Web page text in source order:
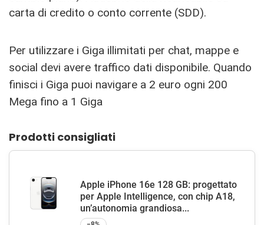
carta di credito o conto corrente (SDD).
Per utilizzare i Giga illimitati per chat, mappe e
social devi avere traffico dati disponibile. Quando
finisci i Giga puoi navigare a 2 euro ogni 200
Mega fino a 1 Giga
Prodotti consigliati
Apple iPhone 16e 128 GB: progettato
per Apple Intelligence, con chip A18,
un’autonomia grandiosa...